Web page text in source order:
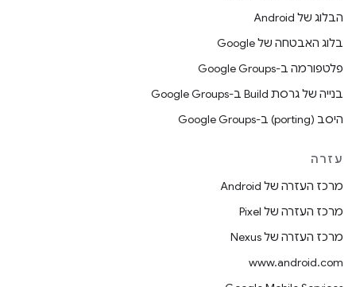
הבלוג של Android
בלוג האבטחה של Google
פלטפורמה ב-Google Groups
בנייה של גרסת Build ב-Google Groups
היסב (porting) ב-Google Groups
עזרה
מרכז העזרה של Android
מרכז העזרה של Pixel
מרכז העזרה של Nexus
www.android.com